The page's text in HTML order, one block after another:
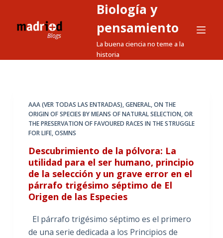
a
Biología y
pensamiento
La buena ciencia no teme a la
historia
AAA (VER TODAS LAS ENTRADAS),GENERAL,ON THE
ORIGIN OF SPECIES BY MEANS OF NATURAL SELECTION,OR
THE PRESERVATION OF FAVOURED RACES IN THE STRUGGLE
FOR LIFE,OSMNS
Descubrimiento de la pólvora: La
utilidad para el ser humano, principio
de la selección y un grave error en el
párrafo trigésimo séptimo de El
Origen de las Especies
El párrafo trigésimo séptimo es el primero
de una serie dedicada a los Principios de